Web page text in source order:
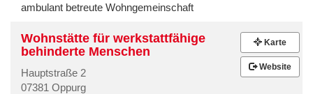
ambulant betreute Wohngemeinschaft
Wohnstätte für werkstattfähige
behinderte Menschen
Hauptstraße 2
07381 Oppurg
Karte
Website